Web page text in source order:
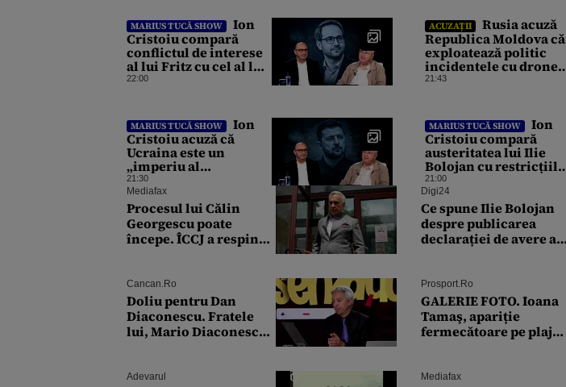
asasineze un
producător de drone
MARIUS TUCĂ SHOW
Ion
Cristoiu compară
conflictul de interese
al lui Fritz cu cel al lui
Iohannis: „Ghinionul
incompatibil”
22:00
ACUZAȚII
Rusia acuză
Republica Moldova că
exploatează politic
incidentele cu drone.
Declarațiile Maiei
21:43
MARIUS TUCĂ SHOW
Ion
Cristoiu acuză că
Ucraina este un
„imperiu al
corupției”: „Jumătate
din banii trimiși se
întorc în UE”
21:30
MARIUS TUCĂ SHOW
Ion
Cristoiu compară
austeritatea lui Ilie
Bolojan cu restricțiile
lui Ceaușescu: „Am
retrăit vremurile
tinereții”
21:00
Mediafax
Procesul lui Călin
Georgescu poate
începe. ÎCCJ a respins
Digi24
Ce spune Ilie Bolojan
despre publicarea
declarației de avere a
Cancan.ro
Doliu pentru Dan
Diaconescu. Fratele
lui, Mario Diaconescu,
Prosport.ro
GALERIE FOTO. Ioana
Tamaş, apariție
fermecătoare pe plajă!
Adevarul Mediafax